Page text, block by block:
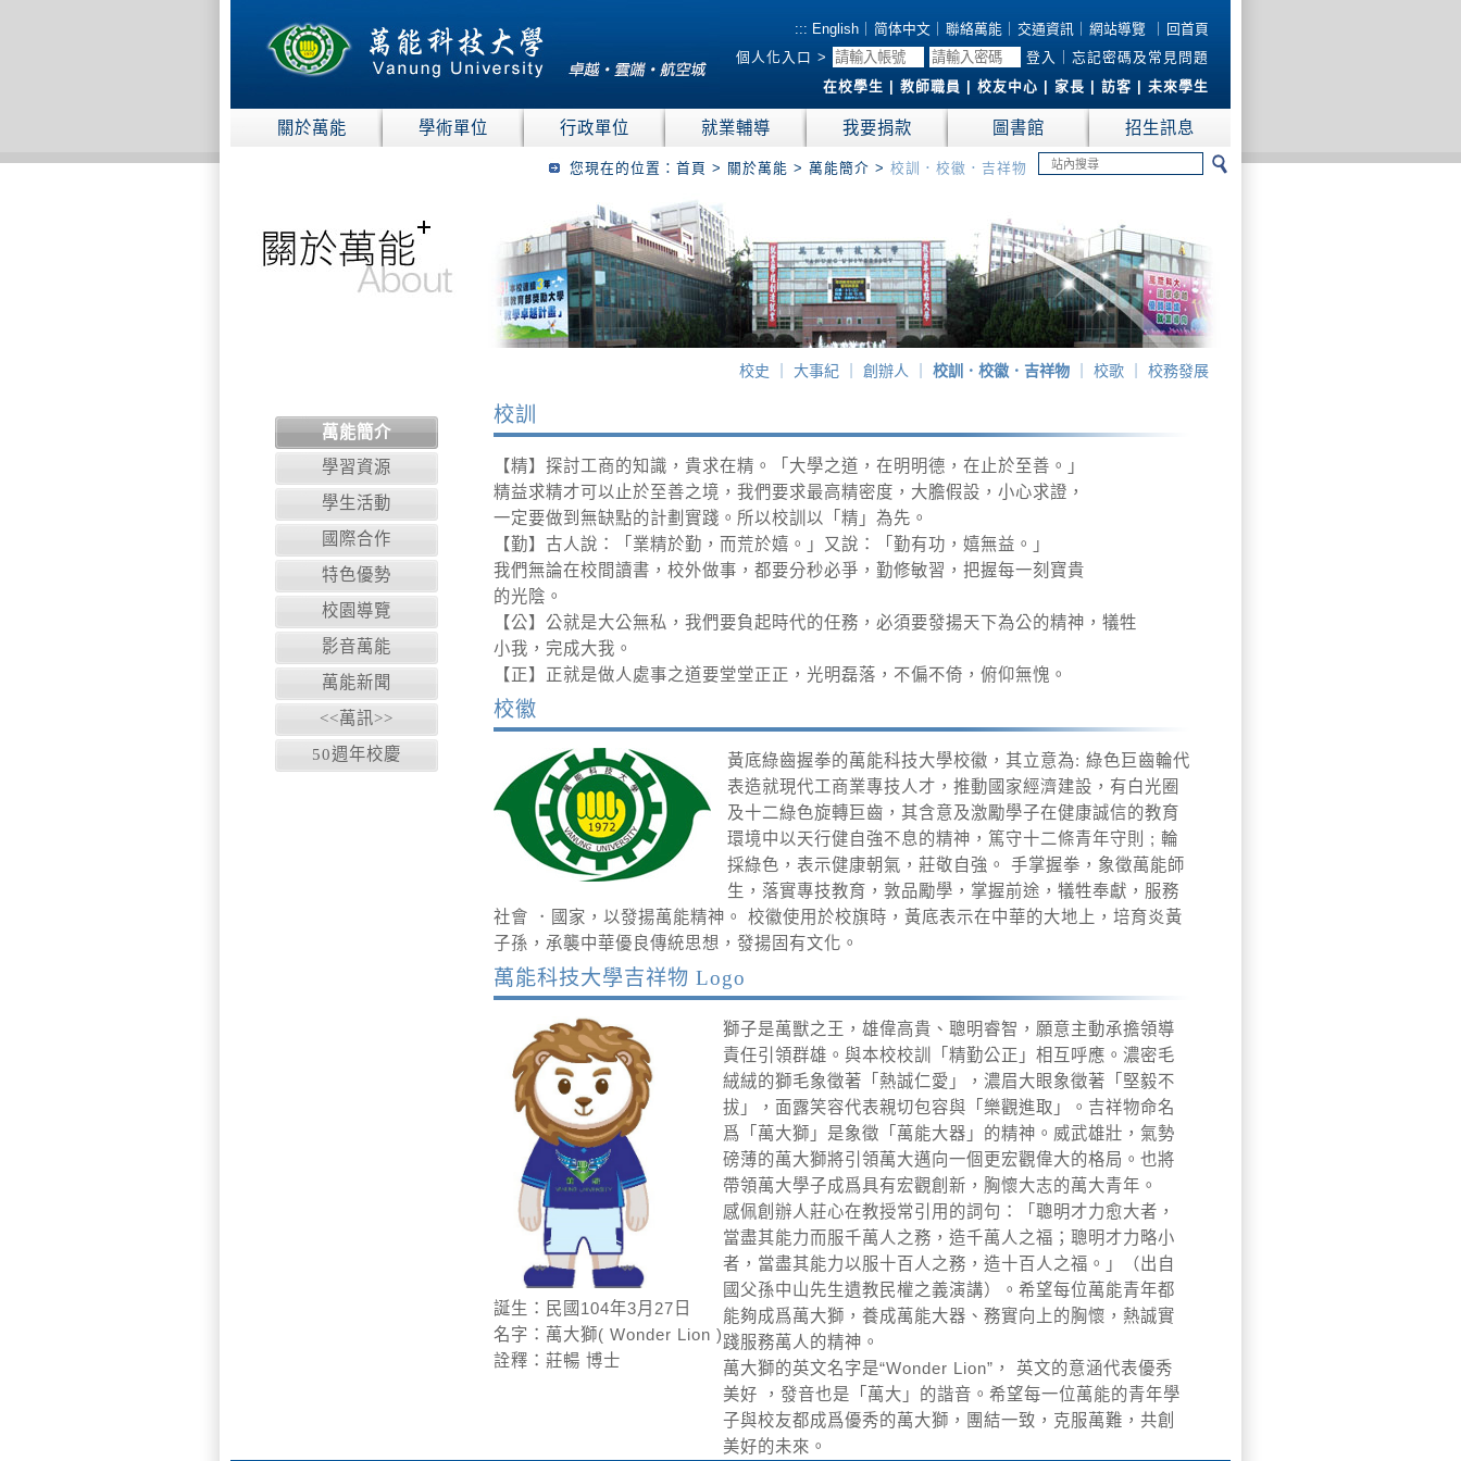
::: English 简体中文 聯絡萬能 交通資訊 網站導覽
回首頁
個人化入口 >
登入
忘記密碼及常見問題
在校學生
教師職員 校友中心 家長 訪客 未來學生
關於萬能 學術單位 行政單位 就業輔導 我要捐款 圖書館 招生訊息
您現在的位置： 首頁 > 關於萬能 > 萬能簡介 > 校訓．校徽．吉祥物
萬能簡介
學習資源
學生活動
國際合作
特色優勢
校園導覽
影音萬能
萬能新聞
<<萬訊>>
50週年校慶
校史 大事紀 創辦人 校訓．校徽．吉祥物 校歌 校務發展
校訓
【精】探討工商的知識，貴求在精。「大學之道，在明明德，在止於至善。」
精益求精才可以止於至善之境，我們要求最高精密度，大膽假設，小心求證，
一定要做到無缺點的計劃實踐。所以校訓以「精」為先。
【勤】古人說：「業精於勤，而荒於嬉。」又說：「勤有功，嬉無益。」
我們無論在校間讀書，校外做事，都要分秒必爭，勤修敏習，把握每一刻寶貴
的光陰。
【公】公就是大公無私，我們要負起時代的任務，必須要發揚天下為公的精神，犠牲
小我，完成大我。
【正】正就是做人處事之道要堂堂正正，光明磊落，不偏不倚，俯仰無愧。
校徽
黃底綠齒握拳的萬能科技大學校徽，其立意為: 綠色巨齒輪代
表造就現代工商業專技人才，推動國家經濟建設，有白光圈
及十二綠色旋轉巨齒，其含意及激勵學子在健康誠信的教育
環境中以天行健自強不息的精神，篤守十二條青年守則 ; 輪
採綠色，表示健康朝氣，莊敬自強。 手掌握拳，象徵萬能師
生，落實專技教育，敦品勵學，掌握前途，犠牲奉獻，服務
社會 ．國家，以發揚萬能精神。 校徽使用於校旗時，黃底表示在中華的大地上，培育炎黃
子孫，承襲中華優良傳統思想，發揚固有文化。
萬能科技大學吉祥物 Logo
誕生：民國104年3月27日
名字：萬大獅( Wonder Lion )
詮釋：莊暢 博士
獅子是萬獸之王，雄偉高貴、聰明睿智，願意主動承擔領導
責任引領群雄。與本校校訓「精勤公正」相互呼應。濃密毛
絨絨的獅毛象徵著「熱誠仁愛」，濃眉大眼象徵著「堅毅不
拔」，面露笑容代表親切包容與「樂觀進取」。吉祥物命名
爲「萬大獅」是象徵「萬能大器」的精神。威武雄壯，氣勢
磅薄的萬大獅將引領萬大邁向一個更宏觀偉大的格局。也將
帶領萬大學子成爲具有宏觀創新，胸懷大志的萬大青年。
感佩創辦人莊心在教授常引用的詞句：「聰明才力愈大者，
當盡其能力而服千萬人之務，造千萬人之福；聰明才力略小
者，當盡其能力以服十百人之務，造十百人之福。」（出自
國父孫中山先生遺教民權之義演講）。希望每位萬能青年都
能夠成爲萬大獅，養成萬能大器、務實向上的胸懷，熱誠實
踐服務萬人的精神。
萬大獅的英文名字是“Wonder Lion”， 英文的意涵代表優秀
美好 ，發音也是「萬大」的諧音。希望每一位萬能的青年學
子與校友都成爲優秀的萬大獅，團結一致，克服萬難，共創
美好的未來。